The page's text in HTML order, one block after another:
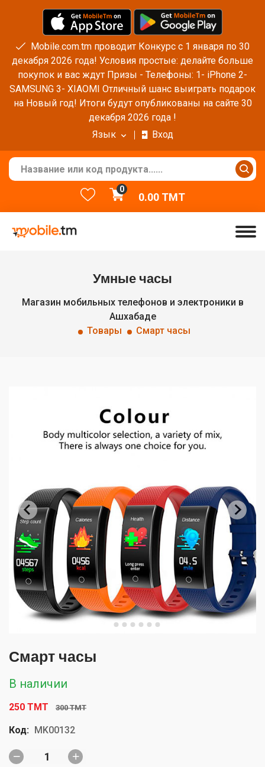
Mobile.com.tm проводит Конкурс с 1 января по 30
декабря 2026 года! Условия простые: делайте больше
покупок и вас ждут Призы - Телефоны: 1- iPhone 2-
SAMSUNG 3- XIAOMI Отличный шанс выиграть подарок
на Новый год! Итоги будут опубликованы на сайте 30
декабря 2026 года !
Язык
Вход
0
0.00TMT
Умные часы
Магазин мобильных телефонов и электроники в
Ашхабаде
Товары
Смарт часы
Смарт часы
В наличии
250 TMT 300 TMT
Код: MK00132